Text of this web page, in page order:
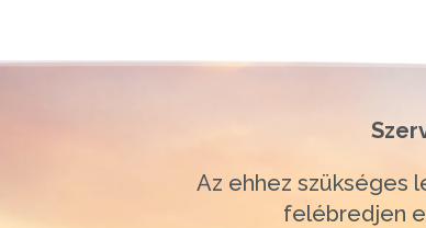
Az ehhez szükséges
felébredjen